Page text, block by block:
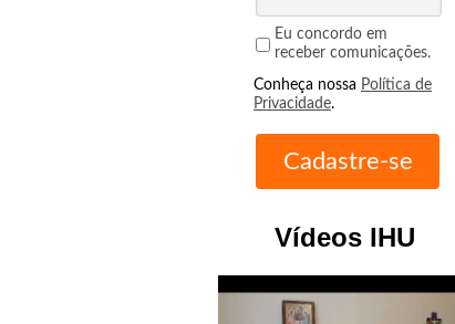
Eu concordo em
receber comunicações.
Conheça nossa Política de
Privacidade.
Vídeos IHU